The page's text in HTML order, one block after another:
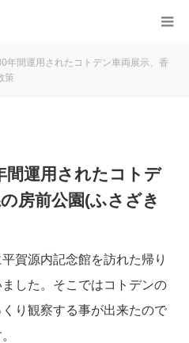
年間運用されたコトデン車両展示、香
策
間運用されたコトデ
房前公園(ふさざき
賀源内記念館を訪れた帰り
した。そこではコトデンの
り観察する事が出来たので